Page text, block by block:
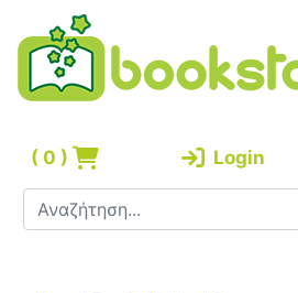
( 0 ) Login